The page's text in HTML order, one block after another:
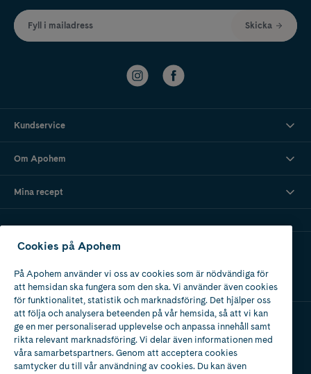
Fyll i mailadress Skicka
Kundservice
Om Apohem
Mina recept
Ladda ner vår app
Apotek med tillstånd
av Läkemedelsverket
Cookies på Apohem
På Apohem använder vi oss av cookies som är nödvändiga för
att hemsidan ska fungera som den ska. Vi använder även cookies
för funktionalitet, statistik och marknadsföring. Det hjälper oss
att följa och analysera beteenden på vår hemsida, så att vi kan
ge en mer personaliserad upplevelse och anpassa innehåll samt
rikta relevant marknadsföring. Vi delar även informationen med
våra samarbetspartners. Genom att acceptera cookies
samtycker du till vår användning av cookies. Du kan även